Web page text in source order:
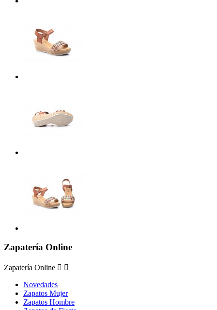
Zapatería Online
Zapatería Online  
Novedades
Zapatos Mujer
Zapatos Hombre